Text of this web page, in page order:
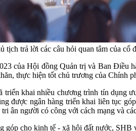
tịch trả lời các câu hỏi quan tâm của cổ
của Hội đồng Quản trị và Ban Điều
thực hiện tốt chủ trương của Chính
triển khai nhiều chương trình tín dụng
được ngân hàng triển khai liên tục
ân người có công với cách mạng và
góp cho kinh tế - xã hội đất nước, SHB